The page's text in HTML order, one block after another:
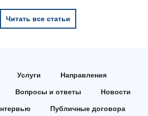
Читать все статьи
Услуги Направления
Вопросы и ответы Новости
Публичные договора